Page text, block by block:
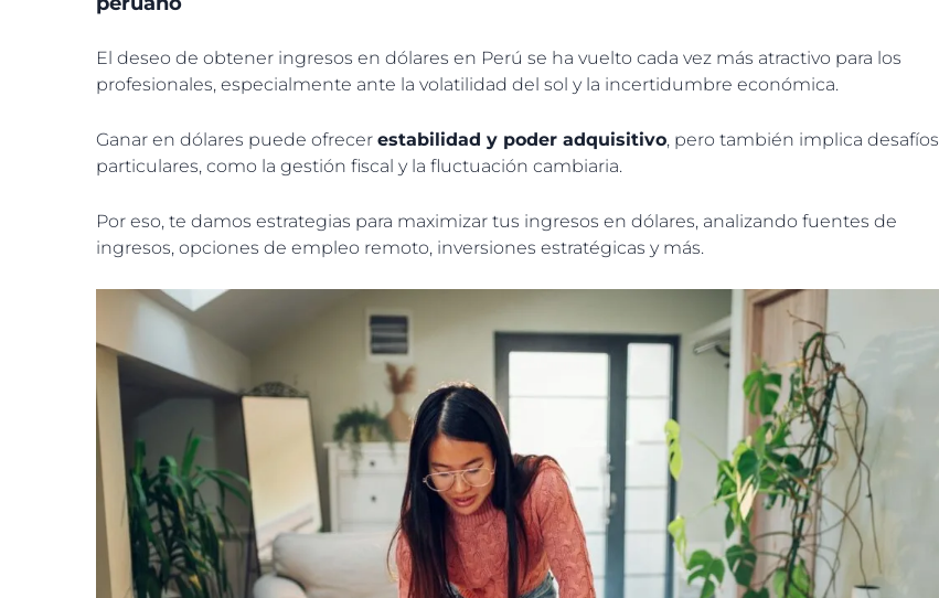
El deseo de obtener ingresos en dólares en Perú se ha vuelto cada vez más atractivo para los
profesionales, especialmente ante la volatilidad del sol y la incertidumbre económica.
Ganar en dólares puede ofrecer estabilidad y poder adquisitivo, pero también implica desafíos
particulares, como la gestión fiscal y la fluctuación cambiaria.
Por eso, te damos estrategias para maximizar tus ingresos en dólares, analizando fuentes de
ingresos, opciones de empleo remoto, inversiones estratégicas y más.